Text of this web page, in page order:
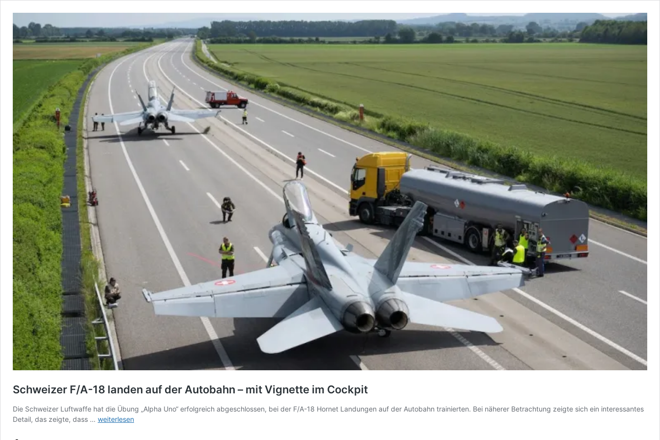
Schweizer F/A-18 landen auf der Autobahn – mit Vignette im Cockpit
Die Schweizer Luftwaffe hat die Übung „Alpha Uno“ erfolgreich abgeschlossen, bei der F/A-18 Hornet Landungen auf der Autobahn trainierten. Bei näherer Betrachtung zeigte sich ein interessantes
Detail, das zeigte, dass … Schweizer
weiterlesen